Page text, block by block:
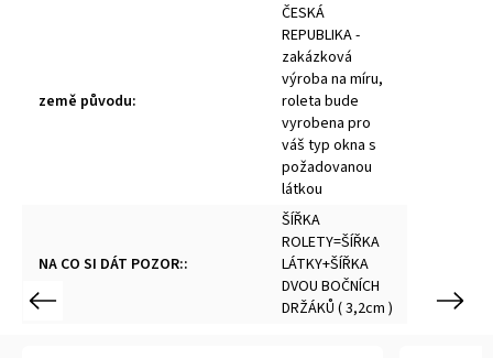
země původu:
ČESKÁ
REPUBLIKA -
zakázková
výroba na míru,
roleta bude
vyrobena pro
váš typ okna s
požadovanou
látkou
NA CO SI DÁT POZOR::
ŠÍŘKA
ROLETY=ŠÍŘKA
LÁTKY+ŠÍŘKA
DVOU BOČNÍCH
DRŽÁKŮ ( 3,2cm )
Previous Next